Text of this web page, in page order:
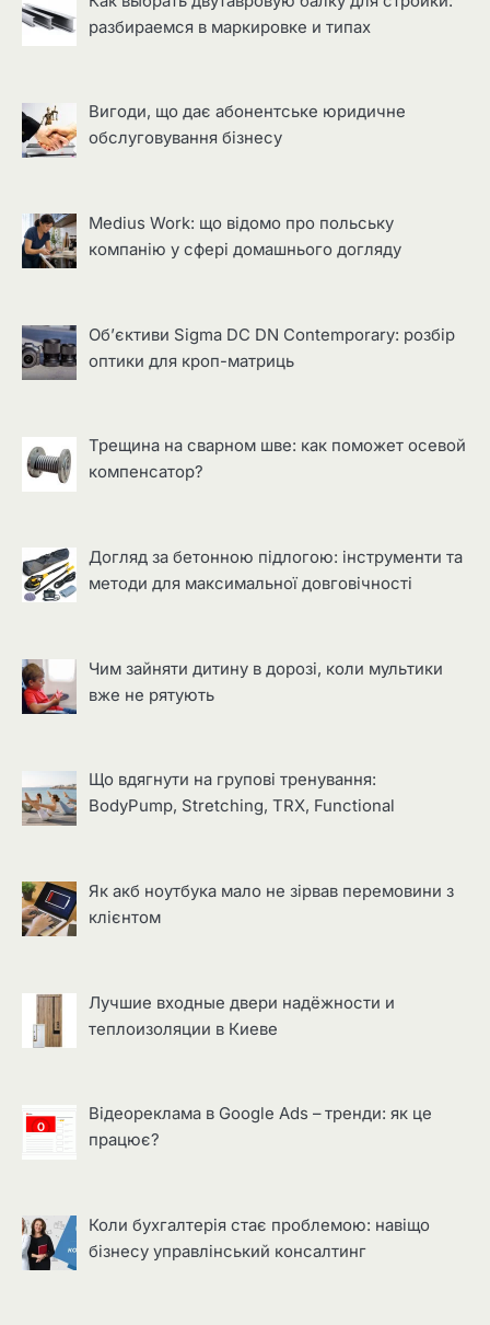
разбираемся в маркировке и типах
Вигоди, що дає абонентське юридичне
обслуговування бізнесу
Medius Work: що відомо про польську
компанію у сфері домашнього догляду
Об’єктиви Sigma DC DN Contemporary: розбір
оптики для кроп-матриць
Трещина на сварном шве: как поможет осевой
компенсатор?
Догляд за бетонною підлогою: інструменти та
методи для максимальної довговічності
Чим зайняти дитину в дорозі, коли мультики
вже не рятують
Що вдягнути на групові тренування:
BodyPump, Stretching, TRX, Functional
Як акб ноутбука мало не зірвав перемовини з
клієнтом
Лучшие входные двери надёжности и
теплоизоляции в Киеве
Відеореклама в Google Ads – тренди: як це
працює?
Коли бухгалтерія стає проблемою: навіщо
бізнесу управлінський консалтинг